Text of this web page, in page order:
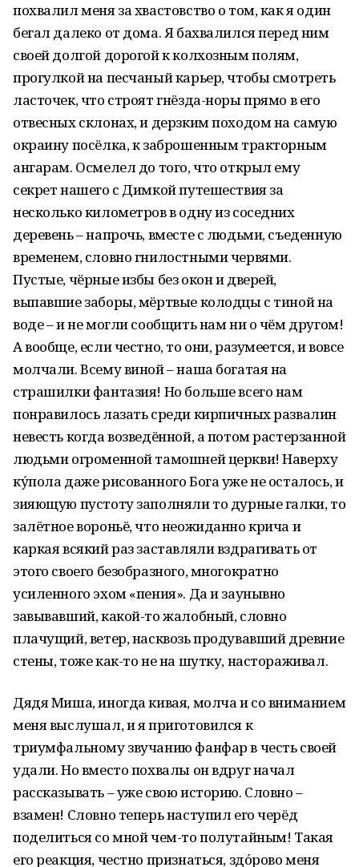
похвалил меня за хвастовство о том, как я один
бегал далеко от дома. Я бахвалился перед ним
своей долгой дорогой к колхозным полям,
прогулкой на песчаный карьер, чтобы смотреть
ласточек, что строят гнёзда-норы прямо в его
отвесных склонах, и дерзким походом на самую
окраину посёлка, к заброшенным тракторным
ангарам. Осмелел до того, что открыл ему
секрет нашего с Димкой путешествия за
несколько километров в одну из соседних
деревень – напрочь, вместе с людьми, съеденную
временем, словно гнилостными червями.
Пустые, чёрные избы без окон и дверей,
выпавшие заборы, мёртвые колодцы с тиной на
воде – и не могли сообщить нам ни о чём другом!
А вообще, если честно, то они, разумеется, и вовсе
молчали. Всему виной – наша богатая на
страшилки фантазия! Но больше всего нам
понравилось лазать среди кирпичных развалин
невесть когда возведённой, а потом растерзанной
людьми огроменной тамошней церкви! Наверху
ку́пола даже рисованного Бога уже не осталось, и
зияющую пустоту заполняли то дурные галки, то
залётное вороньё, что неожиданно крича и
каркая всякий раз заставляли вздрагивать от
этого своего безобразного, многократно
усиленного эхом «пения». Да и заунывно
завывавший, какой-то жалобный, словно
плачущий, ветер, насквозь продувавший древние
стены, тоже как-то не на шутку, настораживал.
Дядя Миша, иногда кивая, молча и со вниманием
меня выслушал, и я приготовился к
триумфальному звучанию фанфар в честь своей
удали. Но вместо похвалы он вдруг начал
рассказывать – уже свою историю. Словно –
взамен! Словно теперь наступил его черёд
поделиться со мной чем-то полутайным! Такая
его реакция, честно признаться, здо́рово меня